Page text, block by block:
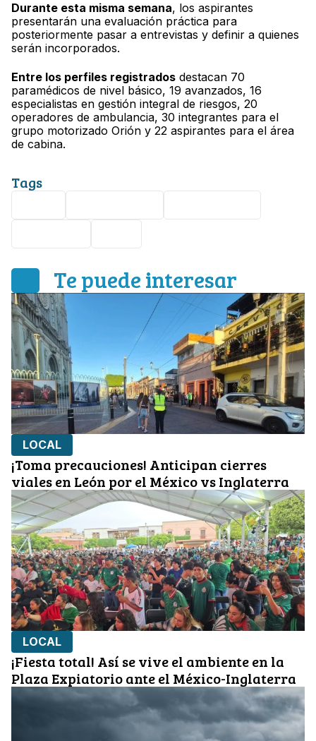
Durante esta misma semana, los aspirantes
presentarán una evaluación práctica para
posteriormente pasar a entrevistas y definir a quienes
serán incorporados.
Entre los perfiles registrados destacan 70
paramédicos de nivel básico, 19 avanzados, 16
especialistas en gestión integral de riesgos, 20
operadores de ambulancia, 30 integrantes para el
grupo motorizado Orión y 22 aspirantes para el área
de cabina.
Tags
Te puede interesar
LOCAL
¡Toma precauciones! Anticipan cierres
viales en León por el México vs Inglaterra
LOCAL
¡Fiesta total! Así se vive el ambiente en la
Plaza Expiatorio ante el México-Inglaterra